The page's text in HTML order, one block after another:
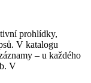
prohlídky,
V katalogu
– u každého
V